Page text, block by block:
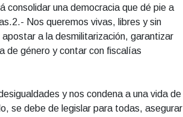
consolidar una democracia que dé pie a
Nos queremos vivas, libres y sin
a la desmilitarización, garantizar
de género y contar con fiscalías
y nos condena a una vida de
se debe de legislar para todas, asegurar